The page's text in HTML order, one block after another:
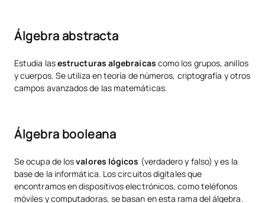
Álgebra abstracta
Estudia lasestructuras algebraicas como los grupos, anillos
y cuerpos. Se utiliza en teoría de números, criptografía y otros
campos avanzados de las matemáticas.
Álgebra booleana
Se ocupa de losvalores lógicos (verdadero y falso) y es la
base de la informática. Los circuitos digitales que
encontramos en dispositivos electrónicos, como teléfonos
móviles y computadoras, se basan en esta rama del álgebra.